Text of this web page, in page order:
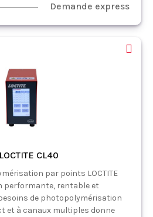
Demande express
CL40
par points LOCTITE
performante, rentable et
de photopolymérisation
et à canaux multiples donne